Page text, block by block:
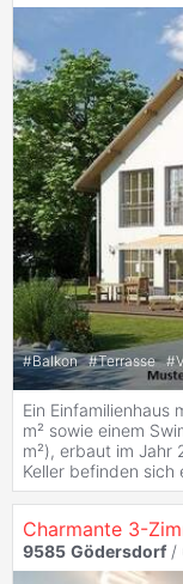
#Balkon #Terrasse #
Ein Einfamilienhaus
m² sowie einem
m²), erbaut im Jahr
Keller befinden sich
Charmante 3-
9585 Gödersdorf /